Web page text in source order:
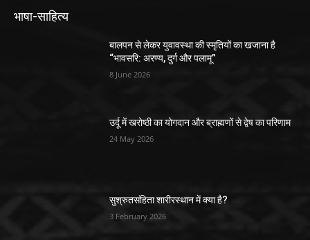
भाषा-साहित्य
बालपन से लेकर युवावस्था की स्मृतियों का खजाना है
“भावसरि: अरण्य, दुर्ग और पलामू”
8 June 2026
उर्दू में खरोष्ठी का योगदान और ब्राह्मणों से द्वेष का परिणाम
24 May 2026
सुश्रुतसंहिता शारीरस्थान में क्या है?
3 February 2026